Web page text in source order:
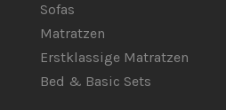
Sofas
Matratzen
Erstklassige Matratzen
Bed & Basic Sets